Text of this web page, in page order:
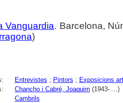
Vanguardia. Barcelona,
)
Entrevistes ; Pintors ; Exposicions
Chancho i Cabré, Joaquim (1943-....)
Cambrils